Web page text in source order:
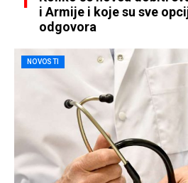
i Armije i koje su sve
odgovora
NOVOSTI